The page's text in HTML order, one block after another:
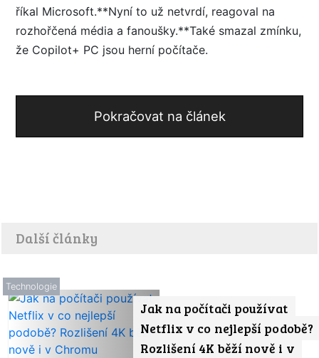
říkal Microsoft.**Nyní to už netvrdí, reagoval na
rozhořčená média a fanoušky.**Také smazal zmínku,
že Copilot+ PC jsou herní počítače.
Pokračovat na článek
Další články
Jak na počítači používat
Netflix v co nejlepší podobě?
Rozlišení 4K běží nově i v
Technologie